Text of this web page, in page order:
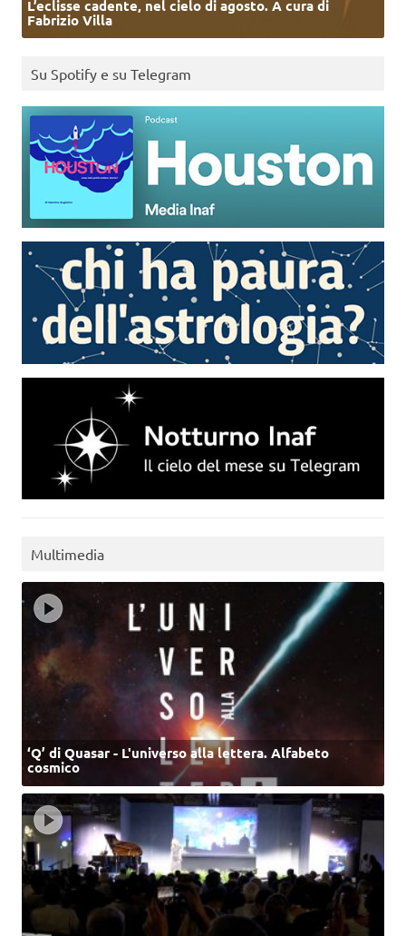
L’eclisse cadente, nel cielo di agosto. A cura di
Fabrizio Villa
Su Spotify e su Telegram
Multimedia
‘Q’ di Quasar - L'universo alla lettera. Alfabeto
cosmico